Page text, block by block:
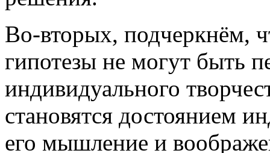
Во-вторых, подчеркнём,
гипотезы не могут быть
индивидуального
становятся достоянием
его мышление и